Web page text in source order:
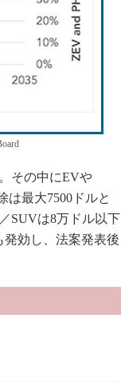
その中にEVや
は最大7500ドルと
SUVは8万ドル以下
効し、法案発表後